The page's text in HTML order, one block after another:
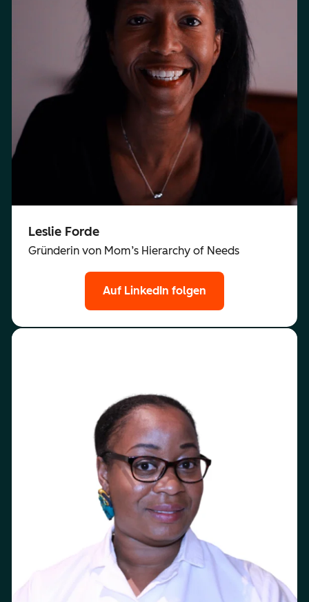
Leslie Forde
Gründerin von Mom’s Hierarchy of Needs
Auf LinkedIn folgen